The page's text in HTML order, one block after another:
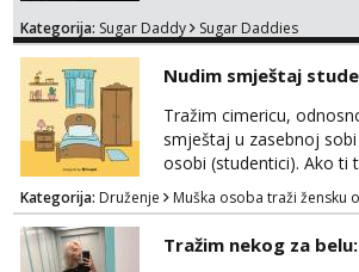
kosu - se dobro ljubiš -
dostupna radnim danom
obitelj) - vodiš brigu o
zaštitu Ne javljajte se: -
paro...
Kategorija: Sugar Daddy Sugar Daddies
Nudim smještaj
Tražim cimericu,
smještaj u zasebnoj
osobi (studentici). Ako ti
u, a ne želiš plaćati
javi se na mail.
Kategorija: Druženje Muška osoba traži žensku
Tražim nekog za